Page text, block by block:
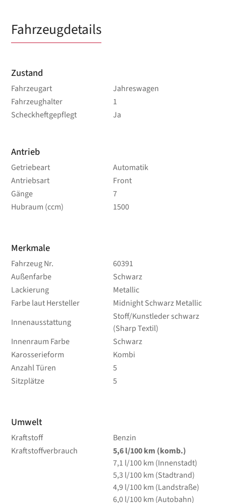
Fahrzeugdetails
Zustand
Fahrzeugart
Jahreswagen
Fahrzeughalter
1
Scheckheftgepflegt
Ja
Antrieb
Getriebeart
Automatik
Antriebsart
Front
Gänge
7
Hubraum (ccm)
1500
Merkmale
Fahrzeug Nr.
60391
Außenfarbe
Schwarz
Lackierung
Metallic
Farbe laut Hersteller
Midnight Schwarz Metallic
Innenausstattung
Stoff/Kunstleder schwarz
(Sharp Textil)
Innenraum Farbe
Schwarz
Karosserieform
Kombi
Anzahl Türen
5
Sitzplätze
5
Umwelt
Kraftstoff
Benzin
Kraftstoffverbrauch
5,6l/100 km (komb.)
7,1 l/100 km (Innenstadt)
5,3 l/100 km (Stadtrand)
4,9l/100 km (Landstraße)
6,0l/100 km (Autobahn)